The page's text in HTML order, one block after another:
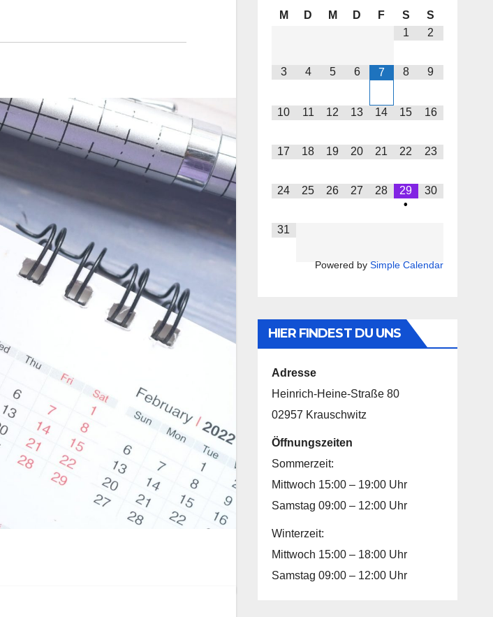
M D M D F S
S
1
2
3 4 5 6 7 8 9
10 11 12 13 14 15 16
17 18 19 20 21 22 23
24 25 26 27 28
29
•
30
31
Powered by Simple Calendar
HIER FINDEST DU UNS
Adresse
Heinrich-Heine-Straße 80
02957 Krauschwitz
Öffnungszeiten
Sommerzeit:
Mittwoch 15:00 – 19:00 Uhr
Samstag 09:00 – 12:00 Uhr
Winterzeit:
Mittwoch 15:00 – 18:00 Uhr
Samstag 09:00 – 12:00 Uhr